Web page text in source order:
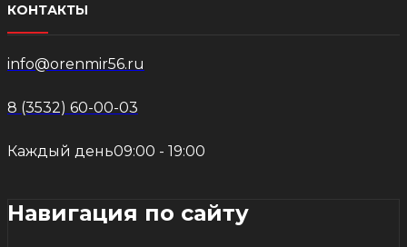
КОНТАКТЫ
info@orenmir56.ru
8 (3532) 60-00-03
Каждый день09:00 - 19:00
Навигация по сайту